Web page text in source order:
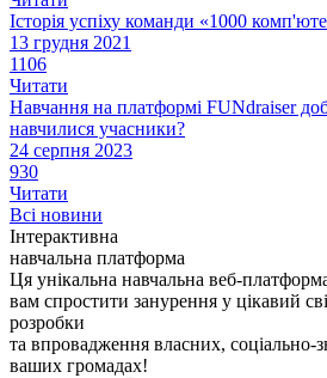
Історія успіху команди «1000
13 грудня 2021
1106
Читати
Навчання на платформі FUNdraiser
навчилися учасники?
24 серпня 2023
930
Читати
Всі новини
Інтерактивна
навчальна платформа
Ця унікальна навчальна веб-
вам спростити занурення у цікавий
розробки
та впровадження власних, соціально-
ваших громадах!